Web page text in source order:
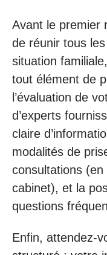
Avant le premier
de réunir tous
situation
tout élément de
l’évaluation de
d’experts
claire
modalités de
consultations
cabinet), et la
questions
Enfin, attendez-